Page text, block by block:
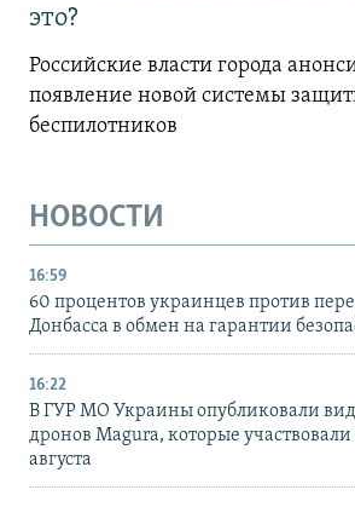
это?
Российские власти города
появление новой системы
беспилотников
НОВОСТИ
16:59
60 процентов украинцев против
Донбасса в обмен на гарантии
16:22
В ГУР МО Украины опубликовали
дронов Magura, которые участвовали
августа